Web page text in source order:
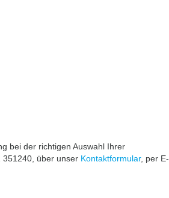
bei der richtigen Auswahl Ihrer
351240, über unser Kontaktformular, per E-